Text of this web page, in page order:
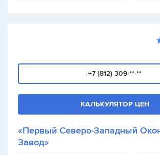
+7 (812) 309-**-**
КАЛЬКУЛЯТОР ЦЕН
«Первый Северо-Западный
Завод»